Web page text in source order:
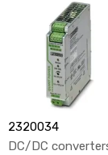
2320034
DC/DC